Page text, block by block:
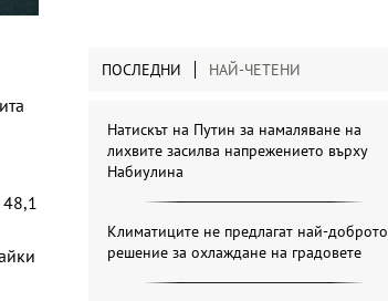
48,1
ПОСЛЕДНИ НАЙ-ЧЕТЕНИ
Натискът на Путин за намаляване на
лихвите засилва напрежението върху
Набиулина
Климатиците не предлагат най-доброто
решение за охлаждане на градовете